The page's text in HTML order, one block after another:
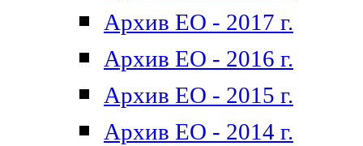
Архив ЕО - 2017 г.
Архив ЕО - 2016 г.
Архив ЕО - 2015 г.
Архив ЕО - 2014 г.